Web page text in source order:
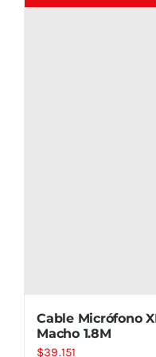
Cable Micrófono
Macho 1.8M
$39.151